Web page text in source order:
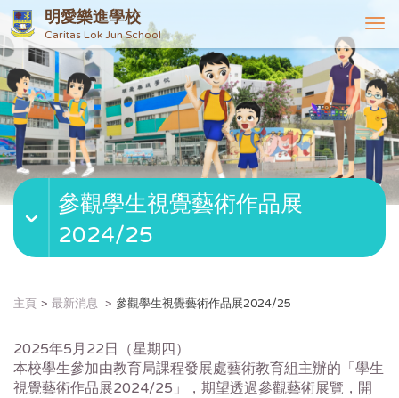
明愛樂進學校
Caritas Lok Jun School
T
o
g
g
l
e
n
v
參觀學生視覺藝術作品展
2024/25
主頁 最新消息 參觀學生視覺藝術作品展2024/25
2025年5月22日（星期四）
本校學生參加由教育局課程發展處藝術教育組主辦的「學生
視覺藝術作品展2024/25」，期望透過參觀藝術展覽，開